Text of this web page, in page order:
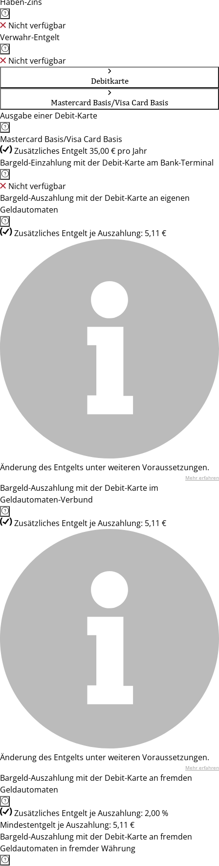
Nicht verfügbar
Verwahr-Entgelt
Nicht verfügbar
Debitkarte
Mastercard Basis/Visa Card Basis
Ausgabe einer Debit-Karte
Mastercard Basis/Visa Card Basis
Zusätzliches Entgelt 35,00 € pro Jahr
Bargeld-Einzahlung mit der Debit-Karte am Bank-Terminal
Nicht verfügbar
Bargeld-Auszahlung mit der Debit-Karte an eigenen
Geldautomaten
Zusätzliches Entgelt je Auszahlung: 5,11 €
Änderung des Entgelts unter weiteren Voraussetzungen.
Mehr erfahren
Bargeld-Auszahlung mit der Debit-Karte im
Geldautomaten-Verbund
Zusätzliches Entgelt je Auszahlung: 5,11 €
Änderung des Entgelts unter weiteren Voraussetzungen.
Mehr erfahren
Bargeld-Auszahlung mit der Debit-Karte an fremden
Geldautomaten
Zusätzliches Entgelt je Auszahlung: 2,00 %
Mindestentgelt je Auszahlung: 5,11 €
Bargeld-Auszahlung mit der Debit-Karte an fremden
Geldautomaten in fremder Währung